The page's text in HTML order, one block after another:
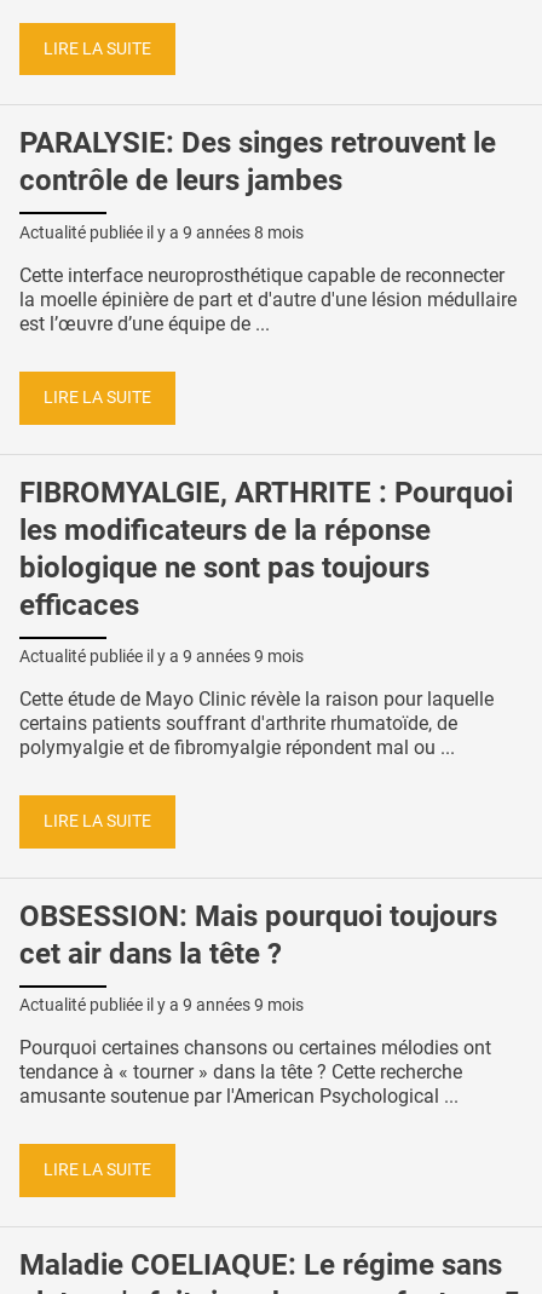
LIRE LA SUITE
PARALYSIE: Des singes retrouvent le
contrôle de leurs jambes
Actualité publiée il y a 9 années 8 mois
Cette interface neuroprosthétique capable de reconnecter
la moelle épinière de part et d'autre d'une lésion médullaire
est l’œuvre d’une équipe de ...
LIRE LA SUITE
FIBROMYALGIE, ARTHRITE : Pourquoi
les modificateurs de la réponse
biologique ne sont pas toujours
efficaces
Actualité publiée il y a 9 années 9 mois
Cette étude de Mayo Clinic révèle la raison pour laquelle
certains patients souffrant d'arthrite rhumatoïde, de
polymyalgie et de fibromyalgie répondent mal ou ...
LIRE LA SUITE
OBSESSION: Mais pourquoi toujours
cet air dans la tête ?
Actualité publiée il y a 9 années 9 mois
Pourquoi certaines chansons ou certaines mélodies ont
tendance à « tourner » dans la tête ? Cette recherche
amusante soutenue par l'American Psychological ...
LIRE LA SUITE
Maladie COELIAQUE: Le régime sans